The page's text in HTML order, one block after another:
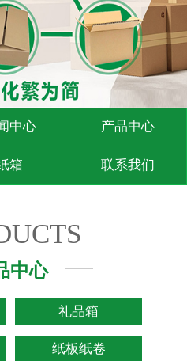
中心 产品中心
箱 联系我们
中心
礼品箱
纸板纸卷